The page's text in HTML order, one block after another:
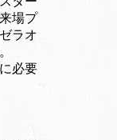
場プ
ラオ
必要